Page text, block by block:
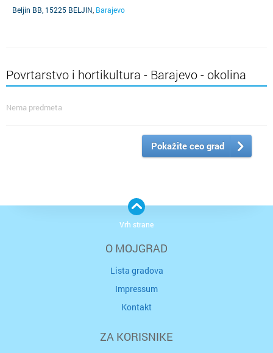
Beljin BB, 15225 BELJIN Barajevo
Povrtarstvo i hortikultura - Barajevo - okolina
Nema predmeta
Pokažite ceo grad
O MOJGRAD
Lista gradova
Impressum
Kontakt
ZA KORISNIKE
Vrh strane